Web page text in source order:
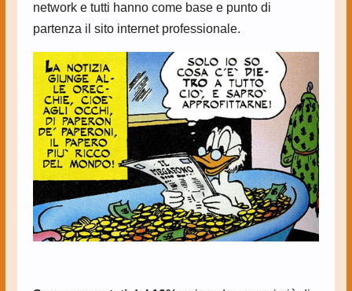
network e tutti hanno come base e punto di
partenza il sito internet professionale.